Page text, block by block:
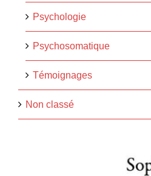
Psychologie
Psychosomatique
Témoignages
Non classé